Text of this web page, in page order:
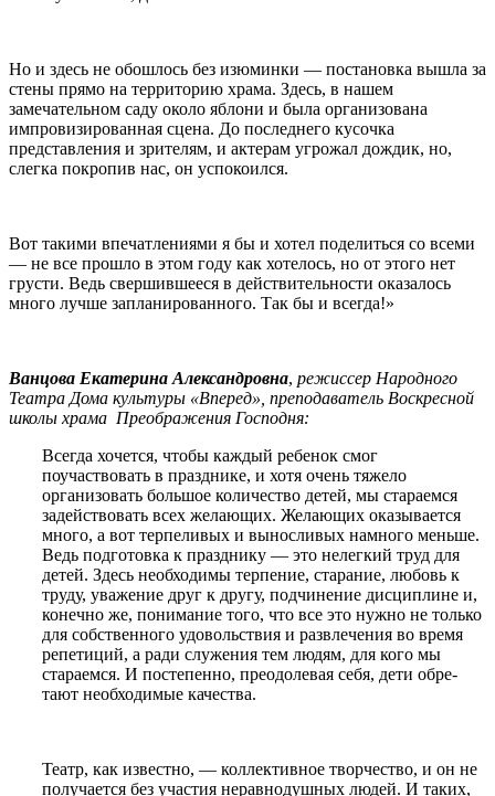
Но и здесь не обошлось без изюминки — постановка вышла за
стены прямо на территорию храма. Здесь, в нашем
замечательном саду около яблони и была организована
импровизированная сцена. До последнего кусочка
представления и зрителям, и актерам угрожал дождик, но,
слегка покропив нас, он успокоился.
Вот такими впечатлениями я бы и хотел поделиться со всеми
— не все прошло в этом году как хотелось, но от этого нет
грусти. Ведь свершившееся в действительности оказалось
много лучше запланированного. Так бы и всегда!»
Ванцова Екатерина Александровна, режиссер Народного
Театра Дома культуры «Вперед», преподаватель Воскресной
школы храма Преображения Господня:
Всегда хочется, чтобы каждый ребенок смог
поучаствовать в празднике, и хотя очень тяжело
организовать большое количество детей, мы стараемся
задействовать всех желающих. Желающих оказывается
много, а вот терпеливых и выносливых намного меньше.
Ведь подготовка к празднику — это нелегкий труд для
детей. Здесь необходимы терпение, старание, любовь к
труду, уважение друг к другу, подчинение дисциплине и,
конечно же, понимание того, что все это нужно не только
для собственного удовольствия и развле­чения во время
репети­ций, а ради служения тем людям, для кого мы
стараемся. И посте­пенно, преодо­левая себя, дети обре­
тают необхо­ди­мые качества.
Театр, как известно, — коллективное творчество, и он не
получается без участия неравнодушных людей. И таких,